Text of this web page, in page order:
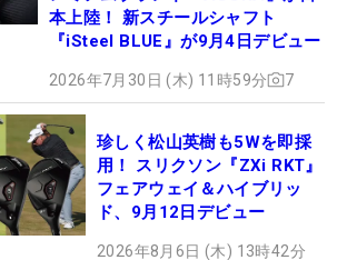
本上陸！ 新スチールシャフト
『iSteel BLUE』が9月4日デビュー
2026年7月30日 (木) 11時59分 7
珍しく松山英樹も5Wを即採
用！ スリクソン『ZXi RKT』
フェアウェイ＆ハイブリッ
ド、9月12日デビュー
2026年8月6日 (木) 13時42分